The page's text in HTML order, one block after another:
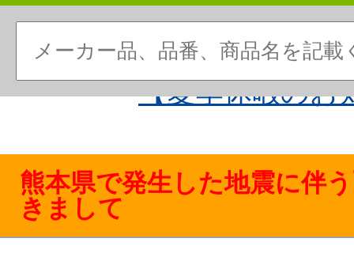
【夏季休暇のお
熊本県で発生した地震に伴
きまして